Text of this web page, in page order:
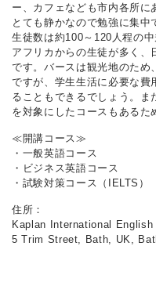
ー、カフェなども市内各所に
とても静かなので勉強に集中
生徒数は約100～120人程の
アフリカからの生徒が多く
です。バースは観光地のため
ですが、学生生活に必要な費
ることもできるでしょう。ま
を対象にしたコースもあるた
≪開講コース≫
・一般英語コース
・ビジネス英語コース
・試験対策コース（IELTS）
住所：
Kaplan International English
5 Trim Street, Bath, UK,